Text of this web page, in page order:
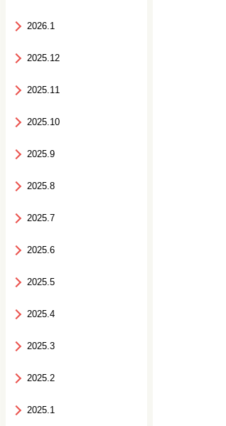
2026.1
2025.12
2025.11
2025.10
2025.9
2025.8
2025.7
2025.6
2025.5
2025.4
2025.3
2025.2
2025.1